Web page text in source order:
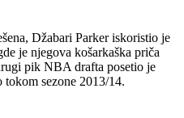
Džabari Parker iskoristio je
je njegova košarkaška priča
pik NBA drafta posetio je
sezone 2013/14.